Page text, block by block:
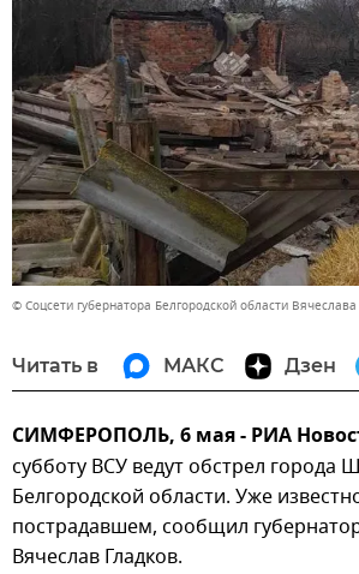
© Соцсети губернатора Белгородской области Вячеслава
Читать в МАКС Дзен
СИМФЕРОПОЛЬ, 6 мая - РИА
субботу ВСУ ведут обстрел города
Белгородской области. Уже
пострадавшем, сообщил
Вячеслав Гладков.